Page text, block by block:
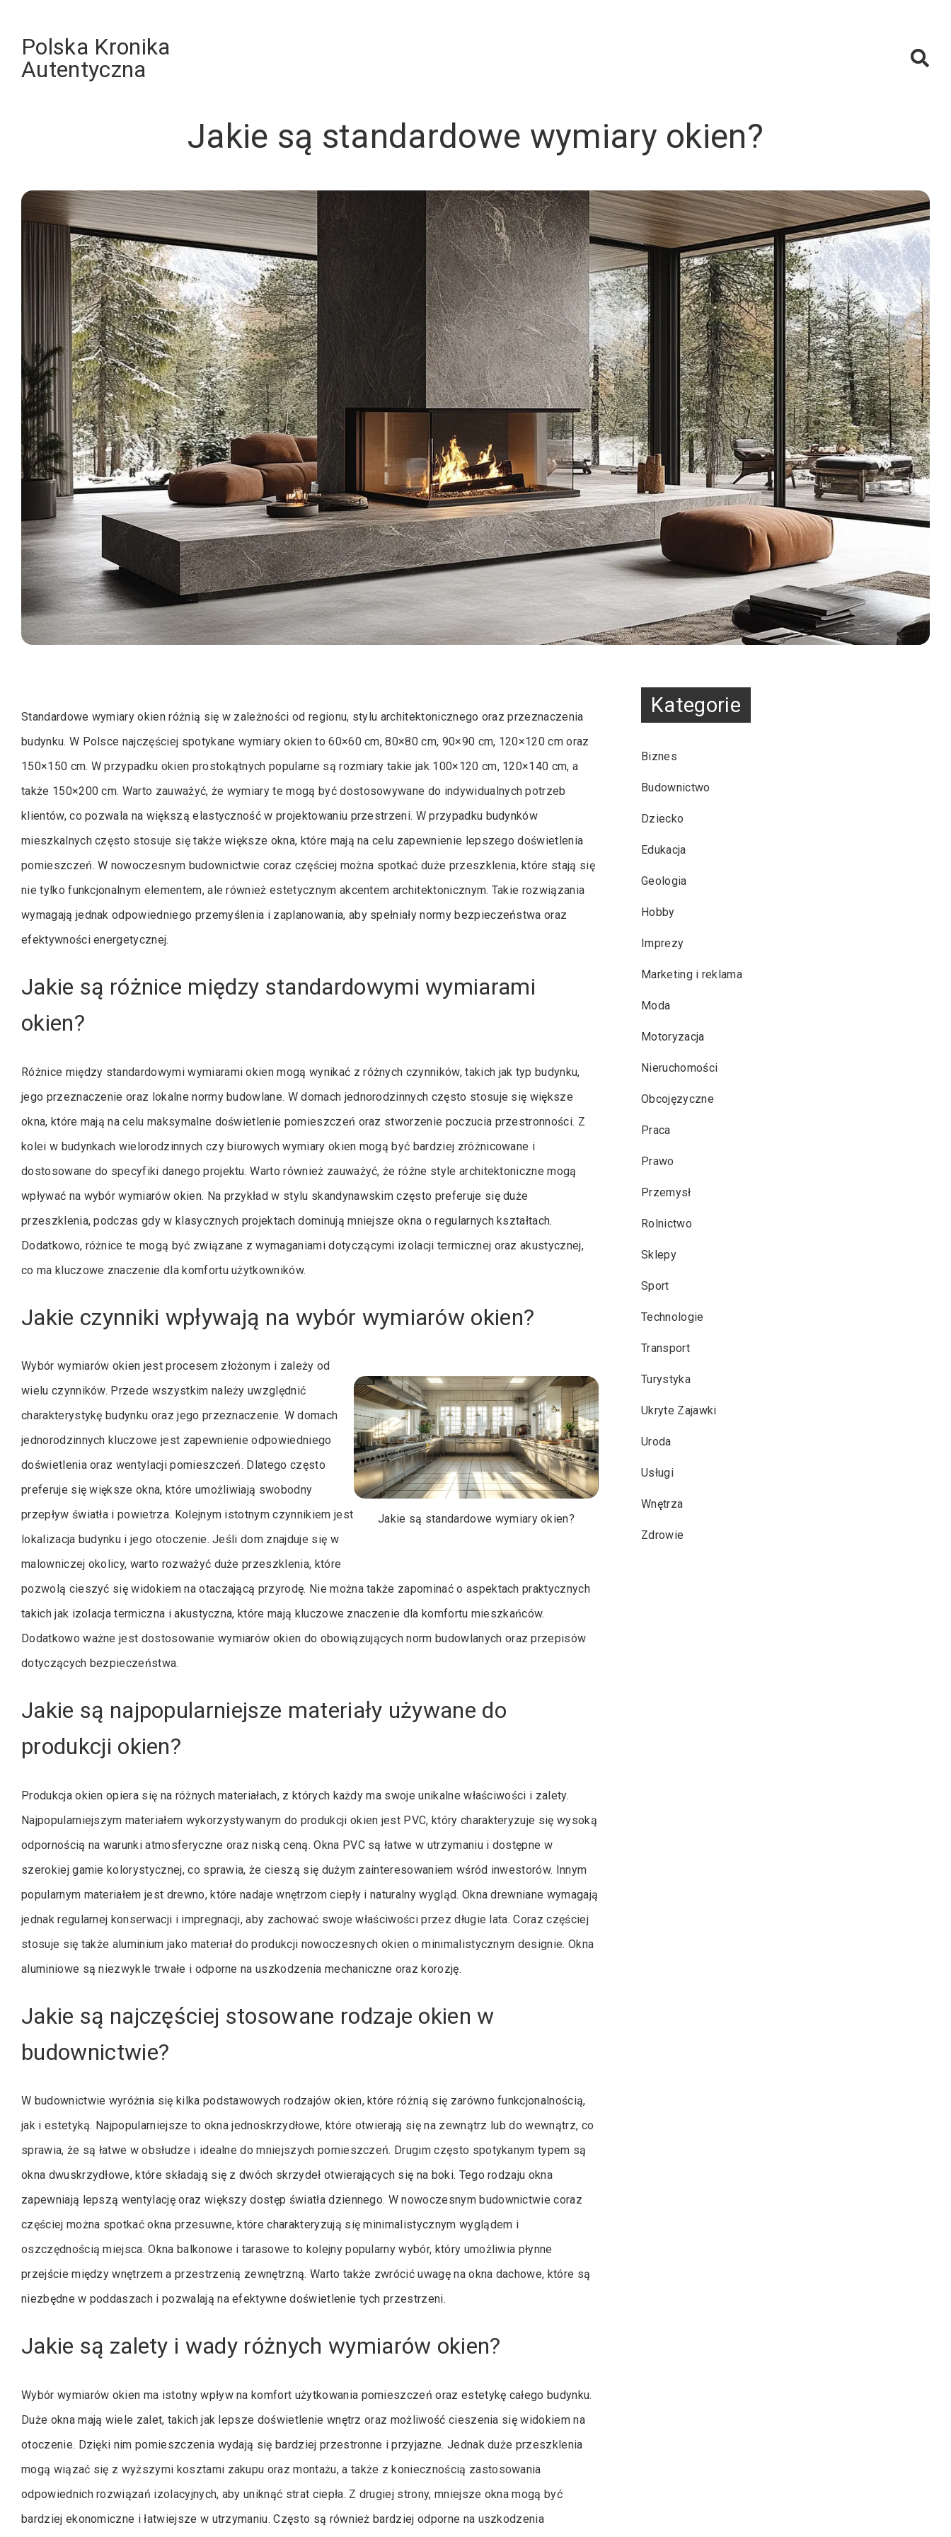
contentPolska Kronika
Autentyczna
Jakie są standardowe wymiary okien?
Standardowe wymiary okien różnią się w zależności od regionu, stylu architektonicznego oraz przeznaczenia
budynku. W Polsce najczęściej spotykane wymiary okien to 60×60 cm, 80×80 cm, 90×90 cm, 120×120 cm oraz
150×150 cm. W przypadku okien prostokątnych popularne są rozmiary takie jak 100×120 cm, 120×140 cm, a
także 150×200 cm. Warto zauważyć, że wymiary te mogą być dostosowywane do indywidualnych potrzeb
klientów, co pozwala na większą elastyczność w projektowaniu przestrzeni. W przypadku budynków
mieszkalnych często stosuje się także większe okna, które mają na celu zapewnienie lepszego doświetlenia
pomieszczeń. W nowoczesnym budownictwie coraz częściej można spotkać duże przeszklenia, które stają się
nie tylko funkcjonalnym elementem, ale również estetycznym akcentem architektonicznym. Takie rozwiązania
wymagają jednak odpowiedniego przemyślenia i zaplanowania, aby spełniały normy bezpieczeństwa oraz
efektywności energetycznej.
Jakie są różnice między standardowymi wymiarami
okien?
Różnice między standardowymi wymiarami okien mogą wynikać z różnych czynników, takich jak typ budynku,
jego przeznaczenie oraz lokalne normy budowlane. W domach jednorodzinnych często stosuje się większe
okna, które mają na celu maksymalne doświetlenie pomieszczeń oraz stworzenie poczucia przestronności. Z
kolei w budynkach wielorodzinnych czy biurowych wymiary okien mogą być bardziej zróżnicowane i
dostosowane do specyfiki danego projektu. Warto również zauważyć, że różne style architektoniczne mogą
wpływać na wybór wymiarów okien. Na przykład w stylu skandynawskim często preferuje się duże
przeszklenia, podczas gdy w klasycznych projektach dominują mniejsze okna o regularnych kształtach.
Dodatkowo, różnice te mogą być związane z wymaganiami dotyczącymi izolacji termicznej oraz akustycznej,
co ma kluczowe znaczenie dla komfortu użytkowników.
Jakie czynniki wpływają na wybór wymiarów okien?
Jakie są standardowe wymiary okien?
Wybór wymiarów okien jest procesem złożonym i zależy od
wielu czynników. Przede wszystkim należy uwzględnić
charakterystykę budynku oraz jego przeznaczenie. W domach
jednorodzinnych kluczowe jest zapewnienie odpowiedniego
doświetlenia oraz wentylacji pomieszczeń. Dlatego często
preferuje się większe okna, które umożliwiają swobodny
przepływ światła i powietrza. Kolejnym istotnym czynnikiem jest
lokalizacja budynku i jego otoczenie. Jeśli dom znajduje się w
malowniczej okolicy, warto rozważyć duże przeszklenia, które
pozwolą cieszyć się widokiem na otaczającą przyrodę. Nie można także zapominać o aspektach praktycznych
takich jak izolacja termiczna i akustyczna, które mają kluczowe znaczenie dla komfortu mieszkańców.
Dodatkowo ważne jest dostosowanie wymiarów okien do obowiązujących norm budowlanych oraz przepisów
dotyczących bezpieczeństwa.
Jakie są najpopularniejsze materiały używane do
produkcji okien?
Produkcja okien opiera się na różnych materiałach, z których każdy ma swoje unikalne właściwości i zalety.
Najpopularniejszym materiałem wykorzystywanym do produkcji okien jest PVC, który charakteryzuje się wysoką
odpornością na warunki atmosferyczne oraz niską ceną. Okna PVC są łatwe w utrzymaniu i dostępne w
szerokiej gamie kolorystycznej, co sprawia, że cieszą się dużym zainteresowaniem wśród inwestorów. Innym
popularnym materiałem jest drewno, które nadaje wnętrzom ciepły i naturalny wygląd. Okna drewniane wymagają
jednak regularnej konserwacji i impregnacji, aby zachować swoje właściwości przez długie lata. Coraz częściej
stosuje się także aluminium jako materiał do produkcji nowoczesnych okien o minimalistycznym designie. Okna
aluminiowe są niezwykle trwałe i odporne na uszkodzenia mechaniczne oraz korozję.
Jakie są najczęściej stosowane rodzaje okien w
budownictwie?
W budownictwie wyróżnia się kilka podstawowych rodzajów okien, które różnią się zarówno funkcjonalnością,
jak i estetyką. Najpopularniejsze to okna jednoskrzydłowe, które otwierają się na zewnątrz lub do wewnątrz, co
sprawia, że są łatwe w obsłudze i idealne do mniejszych pomieszczeń. Drugim często spotykanym typem są
okna dwuskrzydłowe, które składają się z dwóch skrzydeł otwierających się na boki. Tego rodzaju okna
zapewniają lepszą wentylację oraz większy dostęp światła dziennego. W nowoczesnym budownictwie coraz
częściej można spotkać okna przesuwne, które charakteryzują się minimalistycznym wyglądem i
oszczędnością miejsca. Okna balkonowe i tarasowe to kolejny popularny wybór, który umożliwia płynne
przejście między wnętrzem a przestrzenią zewnętrzną. Warto także zwrócić uwagę na okna dachowe, które są
niezbędne w poddaszach i pozwalają na efektywne doświetlenie tych przestrzeni.
Jakie są zalety i wady różnych wymiarów okien?
Wybór wymiarów okien ma istotny wpływ na komfort użytkowania pomieszczeń oraz estetykę całego budynku.
Duże okna mają wiele zalet, takich jak lepsze doświetlenie wnętrz oraz możliwość cieszenia się widokiem na
otoczenie. Dzięki nim pomieszczenia wydają się bardziej przestronne i przyjazne. Jednak duże przeszklenia
mogą wiązać się z wyższymi kosztami zakupu oraz montażu, a także z koniecznością zastosowania
odpowiednich rozwiązań izolacyjnych, aby uniknąć strat ciepła. Z drugiej strony, mniejsze okna mogą być
bardziej ekonomiczne i łatwiejsze w utrzymaniu. Często są również bardziej odporne na uszkodzenia
Kategorie
Biznes
Budownictwo
Dziecko
Edukacja
Geologia
Hobby
Imprezy
Marketing i reklama
Moda
Motoryzacja
Nieruchomości
Obcojęzyczne
Praca
Prawo
Przemysł
Rolnictwo
Sklepy
Sport
Technologie
Transport
Turystyka
Ukryte Zajawki
Uroda
Usługi
Wnętrza
Zdrowie